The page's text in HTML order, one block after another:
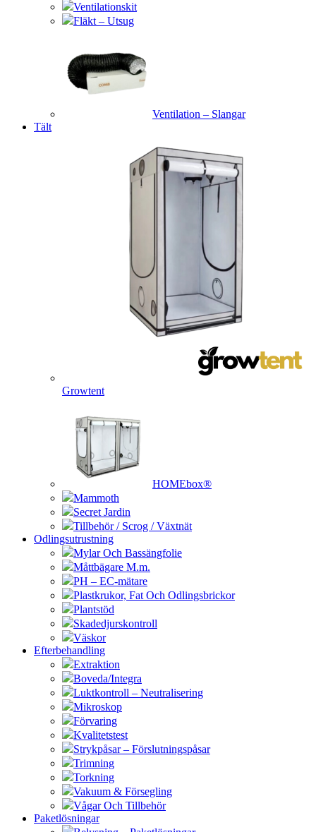
Ventilationskit
Fläkt – Utsug
Ventilation – Slangar
Tält
Growtent
HOMEbox®
Mammoth
Secret Jardin
Tillbehör / Scrog / Växtnät
Odlingsutrustning
Mylar Och Bassängfolie
Måttbägare M.m.
PH – EC-mätare
Plastkrukor, Fat Och Odlingsbrickor
Plantstöd
Skadedjurskontroll
Väskor
Efterbehandling
Extraktion
Boveda/Integra
Luktkontroll – Neutralisering
Mikroskop
Förvaring
Kvalitetstest
Strykpåsar – Förslutningspåsar
Trimning
Torkning
Vakuum & Försegling
Vågar Och Tillbehör
Paketlösningar